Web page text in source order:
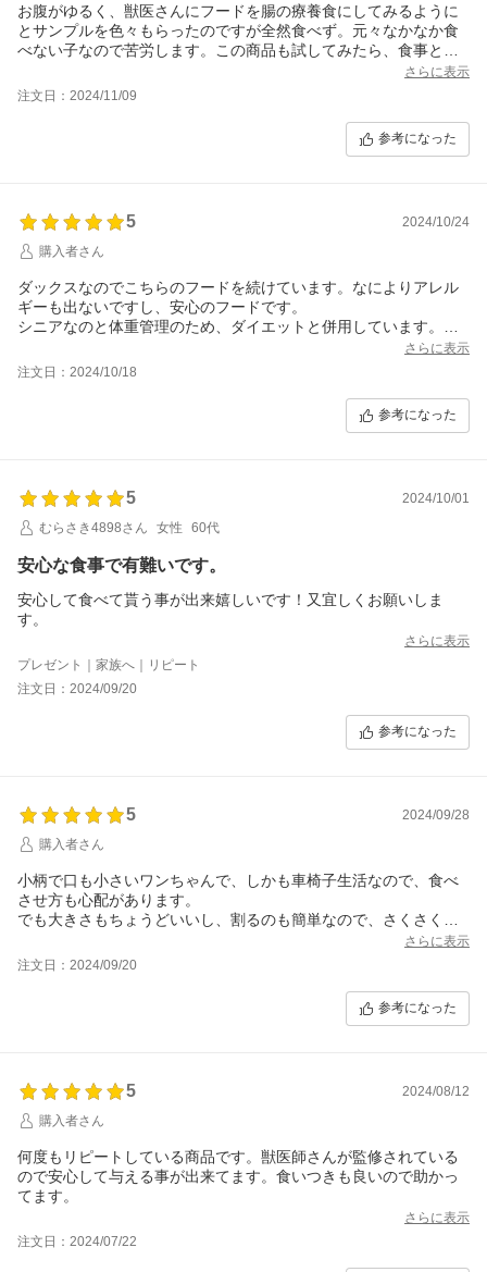
お腹がゆるく、獣医さんにフードを腸の療養食にしてみるように
とサンプルを色々もらったのですが全然食べず。元々なかなか食
べない子なので苦労します。この商品も試してみたら、食事と言
うより、おやつの様に何粒か食べてくれたので。カリカリフード
はこれしか食べてくれなかったのでしばらく試してみようと。
さらに表示
注文日：2024/11/09
参考になった
5
2024/10/24
購入者さん
ダックスなのでこちらのフードを続けています。なによりアレル
ギーも出ないですし、安心のフードです。
シニアなのと体重管理のため、ダイエットと併用しています。
さらに表示
注文日：2024/10/18
参考になった
5
2024/10/01
むらさき4898さん
女性 60代
安心な食事で有難いです。
安心して食べて貰う事が出来嬉しいです！又宜しくお願いしま
す。
さらに表示
プレゼント｜家族へ｜リピート
注文日：2024/09/20
参考になった
5
2024/09/28
購入者さん
小柄で口も小さいワンちゃんで、しかも車椅子生活なので、食べ
させ方も心配があります。
でも大きさもちょうどいいし、割るのも簡単なので、さくさくた
味も気に入ってくれたので、良かったてす
さらに表示
注文日：2024/09/20
参考になった
5
2024/08/12
購入者さん
何度もリピートしている商品です。獣医師さんが監修されている
ので安心して与える事が出来てます。食いつきも良いので助かっ
てます。
さらに表示
注文日：2024/07/22